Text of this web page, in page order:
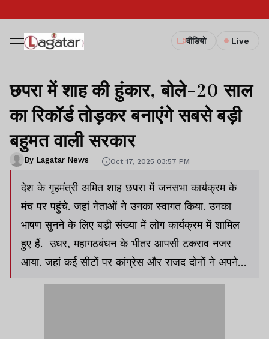
वीडियो Live
छपरा में शाह की हुंकार, बोले-20 साल
का रिकॉर्ड तोड़कर बनाएंगे सबसे बड़ी
बहुमत वाली सरकार
By Lagatar News Oct 17, 2025 03:57 PM
देश के गृहमंत्री अमित शाह छपरा में जनसभा कार्यक्रम के
मंच पर पहुंचे. जहां नेताओं ने उनका स्वागत किया. उनका
भाषण सुनने के लिए बड़ी संख्या में लोग कार्यक्रम में शामिल
हुए हैं. उधर, महागठबंधन के भीतर आपसी टकराव नजर
आया. जहां कई सीटों पर कांग्रेस और राजद दोनों ने अपने-